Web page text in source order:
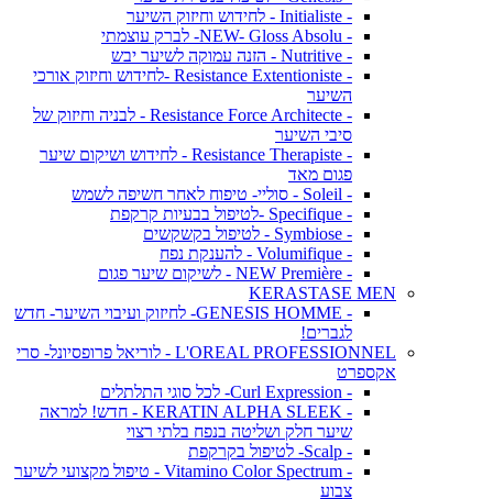
- Initialiste - לחידוש וחיזוק השיער
- NEW- Gloss Absolu- לברק עוצמתי
- Nutritive - הזנה עמוקה לשיער יבש
- Resistance Extentioniste -לחידוש וחיזוק אורכי
השיער
- Resistance Force Architecte - לבניה וחיזוק של
סיבי השיער
- Resistance Therapiste - לחידוש ושיקום שיער
פגום מאד
- Soleil - סוליי- טיפוח לאחר חשיפה לשמש
- Specifique -לטיפול בבעיות קרקפת
- Symbiose - לטיפול בקשקשים
- Volumifique - להענקת נפח
- NEW Première - לשיקום שיער פגום
KERASTASE MEN
- GENESIS HOMME- לחיזוק ועיבוי השיער- חדש
לגברים!
L'OREAL PROFESSIONNEL - לוריאל פרופסיונל- סרי
אקספרט
- Curl Expression- לכל סוגי התלתלים
- KERATIN ALPHA SLEEK - חדש! למראה
שיער חלק ושליטה בנפח בלתי רצוי
- Scalp- לטיפול בקרקפת
- Vitamino Color Spectrum - טיפול מקצועי לשיער
צבוע